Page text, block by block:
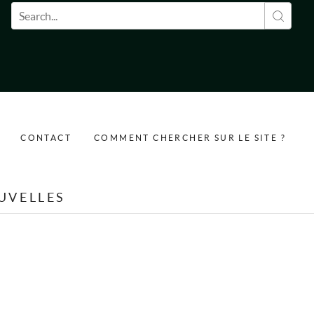
Formulaire de recherche
CONTACT COMMENT CHERCHER SUR LE SITE ?